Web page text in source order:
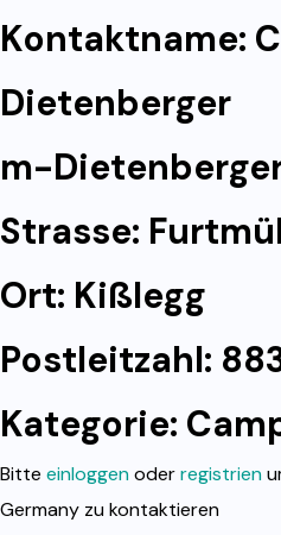
Kontaktname:
Dietenberger
m-
Strasse:
Ort: Kißlegg
Postleitzahl:
Kategorie:
Bitte einloggenoderregistrien
Germany zu kontaktieren